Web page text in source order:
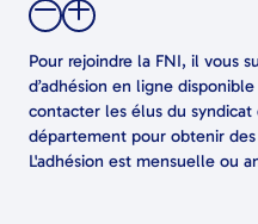
Pour rejoindre la FNI, il vous
d’adhésion en ligne
contacter les élus du
département pour obtenir
L'adhésion est mensuelle ou